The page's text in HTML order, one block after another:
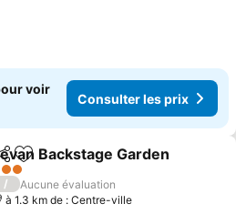
voir
Consulter les prix
Ajouter à mes favoris
Backstage Garden
/
Aucune évaluation
à 1.3 km de : Centre-ville